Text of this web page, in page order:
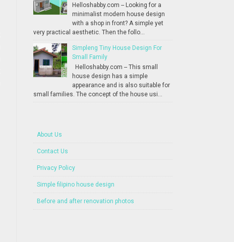
Helloshabby.com -- Looking for a
minimalist modern house design
with a shop in front? A simple yet
very practical aesthetic. Then the follo...
Simpleng Tiny House Design For
Small Family
Helloshabby.com -- This small
house design has a simple
appearance and is also suitable for
small families. The concept of the house usi...
About Us
Contact Us
Privacy Policy
Simple filipino house design
Before and after renovation photos